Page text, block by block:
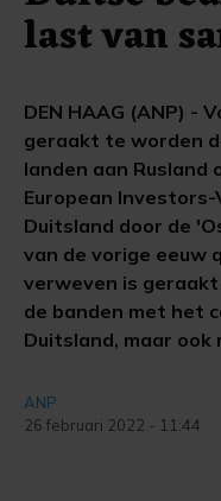
last van
DEN HAAG (ANP) -
geraakt te worden
landen aan Rusland
European Investors-
Duitsland door de
van de vorige eeuw
verweven is
de banden met het
Duitsland, maar ook
ANP
26 februari 2022 - 11:44